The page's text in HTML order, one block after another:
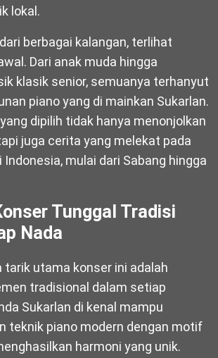
lokal.
berbagai kalangan, terlihat
Dari anak muda hingga
klasik senior, semuanya terhanyut
piano yang di mainkan Sukarlan.
dipilih tidak hanya menonjolkan
juga cerita yang melekat pada
mulai dari Sabang hingga
Tunggal Tradisi
Nada
tarik utama konser ini adalah
tradisional dalam setiap
Sukarlan di kenal mampu
teknik piano modern dengan motif
harmoni yang unik.